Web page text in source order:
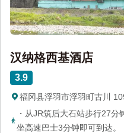
汉纳格西基酒店
3.9
福冈县浮羽市浮羽町古川
・从JR筑后大石站步行27
坐高速巴士3分钟即可到达。